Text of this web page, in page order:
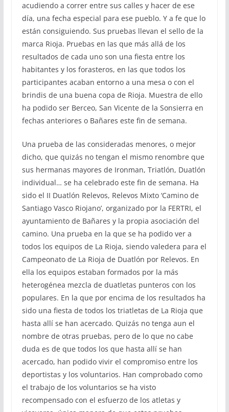
acudiendo a correr entre sus calles y hacer de ese
día, una fecha especial para ese pueblo. Y a fe que lo
están consiguiendo. Sus pruebas llevan el sello de la
marca Rioja. Pruebas en las que más allá de los
resultados de cada uno son una fiesta entre los
habitantes y los forasteros, en las que todos los
participantes acaban entorno a una mesa o con el
brindis de una buena copa de Rioja. Muestra de ello
ha podido ser Berceo, San Vicente de la Sonsierra en
fechas anteriores o Bañares este fin de semana.
Una prueba de las consideradas menores, o mejor
dicho, que quizás no tengan el mismo renombre que
sus hermanas mayores de Ironman, Triatlón, Duatlón
individual… se ha celebrado este fin de semana. Ha
sido el II Duatlón Relevos, Relevos Mixto ‘Camino de
Santiago Vasco Riojano’, organizado por la FERTRI, el
ayuntamiento de Bañares y la propia asociación del
camino. Una prueba en la que se ha podido ver a
todos los equipos de La Rioja, siendo valedera para el
Campeonato de La Rioja de Duatlón por Relevos. En
ella los equipos estaban formados por la más
heterogénea mezcla de duatletas punteros con los
populares. En la que por encima de los resultados ha
sido una fiesta de todos los triatletas de La Rioja que
hasta allí se han acercado. Quizás no tenga aun el
nombre de otras pruebas, pero de lo que no cabe
duda es de que todos los que hasta allí se han
acercado, han podido vivir el compromiso entre los
deportistas y los voluntarios. Han comprobado como
el trabajo de los voluntarios se ha visto
recompensado con el esfuerzo de los atletas y